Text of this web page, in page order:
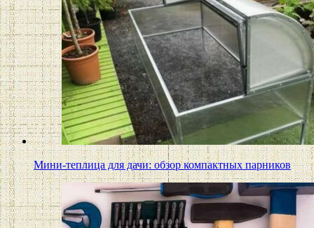
Мини-теплица для дачи: обзор компактных парников